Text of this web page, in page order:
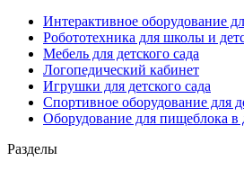
Интерактивное оборудование
Робототехника для школы и
Мебель для детского сада
Логопедический кабинет
Игрушки для детского сада
Спортивное оборудование для
Оборудование для пищеблока в
Разделы